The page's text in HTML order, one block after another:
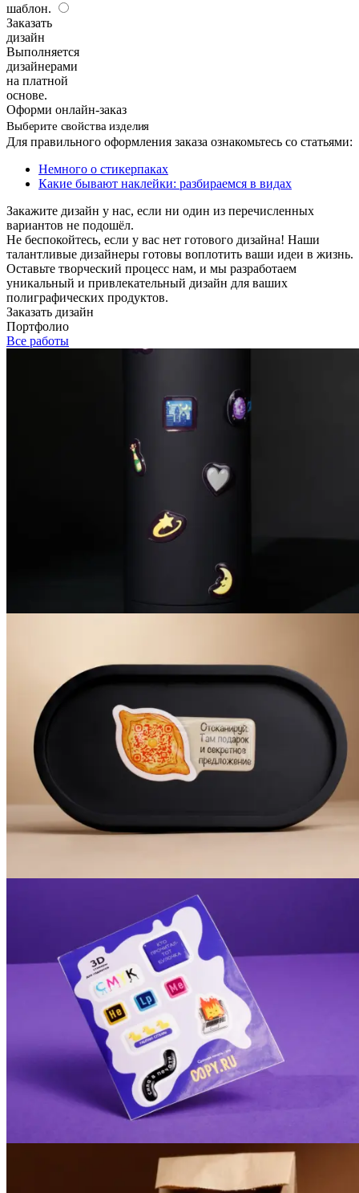
шаблон.
Заказать
дизайн
Выполняется
дизайнерами
на платной
основе.
Оформи онлайн-заказ
Выберите свойства изделия
Для правильного оформления заказа ознакомьтесь со статьями:
Немного о стикерпаках
Какие бывают наклейки: разбираемся в видах
Закажите дизайн у нас, если ни один из перечисленных
вариантов не подошёл.
Не беспокойтесь, если у вас нет готового дизайна! Наши
талантливые дизайнеры готовы воплотить ваши идеи в жизнь.
Оставьте творческий процесс нам, и мы разработаем
уникальный и привлекательный дизайн для ваших
полиграфических продуктов.
Заказать дизайн
Портфолио
Все работы